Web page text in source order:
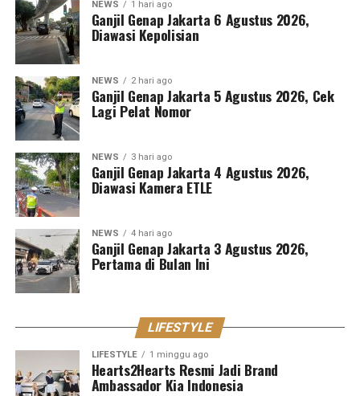
NEWS 1 hari ago
Ganjil Genap Jakarta 6 Agustus 2026,
Diawasi Kepolisian
NEWS 2 hari ago
Ganjil Genap Jakarta 5 Agustus 2026, Cek
Lagi Pelat Nomor
NEWS 3 hari ago
Ganjil Genap Jakarta 4 Agustus 2026,
Diawasi Kamera ETLE
NEWS 4 hari ago
Ganjil Genap Jakarta 3 Agustus 2026,
Pertama di Bulan Ini
LIFESTYLE
LIFESTYLE 1 minggu ago
Hearts2Hearts Resmi Jadi Brand
Ambassador Kia Indonesia